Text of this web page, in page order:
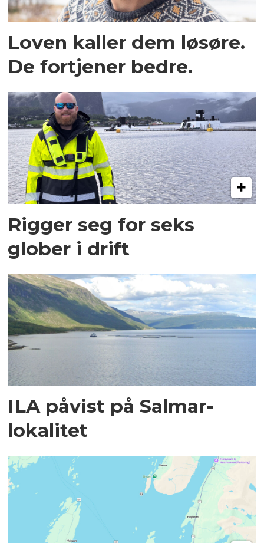
Loven kaller dem løsøre.
De fortjener bedre.
Rigger seg for seks
glober i drift
ILA påvist på Salmar-
lokalitet